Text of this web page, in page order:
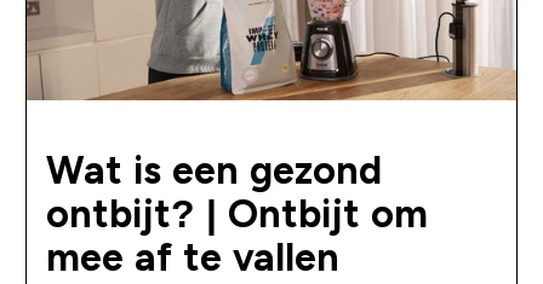
Wat is een gezond
ontbijt? | Ontbijt om
mee af te vallen